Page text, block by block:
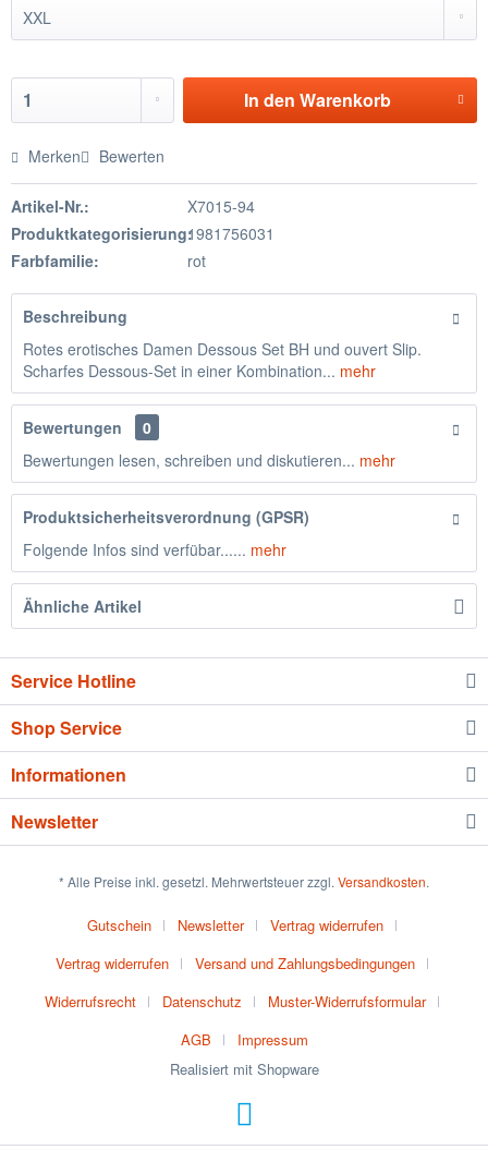
In den Warenkorb
Merken Bewerten
Artikel-Nr.:
X7015-94
Produktkategorisierung:1981756031
Farbfamilie:
rot
Beschreibung
Rotes erotisches Damen Dessous Set BH und ouvert Slip.
Scharfes Dessous-Set in einer Kombination... mehr
Bewertungen
0
Bewertungen lesen, schreiben und diskutieren... mehr
Produktsicherheitsverordnung (GPSR)
Folgende Infos sind verfübar...... mehr
Ähnliche Artikel
Service Hotline
Shop Service
Informationen
Newsletter
* Alle Preise inkl. gesetzl. Mehrwertsteuer zzgl. Versandkosten.
Gutschein Newsletter
Vertrag widerrufen
Vertrag widerrufen
Versand und Zahlungsbedingungen
Widerrufsrecht
Datenschutz
Muster-Widerrufsformular
AGB
Impressum
Realisiert mit Shopware